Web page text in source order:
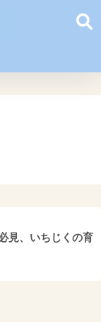
見、いちじくの育